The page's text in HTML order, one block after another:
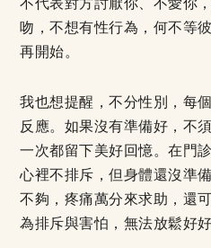
吻，不想有性行為，何不等
再開始。
我也想提醒，不分性別，每
反應。如果沒有準備好，不
一次都留下美好回憶。在門
心裡不排斥，但身體還沒準
不夠，疼痛萬分來求助，還
為排斥與害怕，無法放鬆好好